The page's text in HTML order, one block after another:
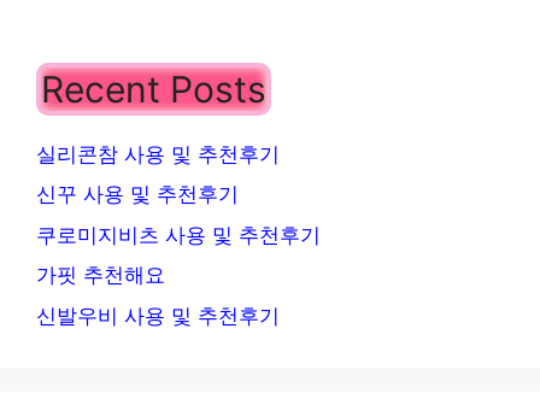
Recent Posts
실리콘참 사용 및 추천후기
신꾸 사용 및 추천후기
쿠로미지비츠 사용 및 추천후기
가핏 추천해요
신발우비 사용 및 추천후기